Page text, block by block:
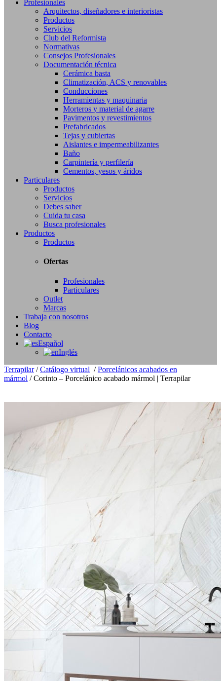
Profesionales
Arquitectos, diseñadores e interioristas
Productos
Servicios
Club del Reformista
Normativas
Consejos Profesionales
Documentación técnica
Cerámica basta
Climatización, ACS y renovables
Conducciones
Herramientas y maquinaria
Morteros y material de agarre
Pavimentos y revestimientos
Prefabricados
Tejas y cubiertas
Aislantes e impermeabilizantes
Baño
Carpintería y perfilería
Cementos, yesos y áridos
Particulares
Productos
Servicios
Debes saber
Cuida tu casa
Busca profesionales
Productos
Productos
Ofertas
Profesionales
Particulares
Outlet
Marcas
Trabaja con nosotros
Blog
Contacto
Español
Inglés
Terrapilar/Catálogo virtual /Porcelánicos acabados en
mármol /Corinto – Porcelánico acabado mármol | Terrapilar